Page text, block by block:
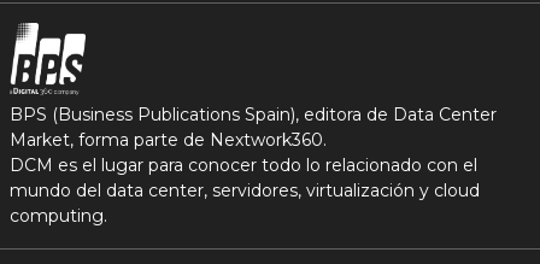
BPS (Business Publications Spain), editora de Data Center
Market, forma parte de Nextwork360.
DCM es el lugar para conocer todo lo relacionado con el
mundo del data center, servidores, virtualización y cloud
computing.